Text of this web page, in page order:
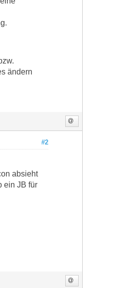
ändern
#2
absieht
ein JB für